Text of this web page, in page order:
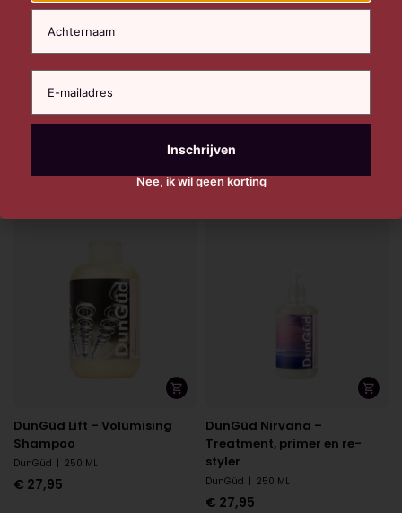
DunGüd Fashion Police –
27,95
DunGüd Lift – Volumising
DunGüd
€27,95
DunGüd Lift – Volumising
Shampoo
DunGüd | 250 ML
€ 27,95
DunGüd Nirvana –
Treatment, primer en re-
styler
DunGüd | 250 ML
€ 27,95
Nee, ik wil geen korting